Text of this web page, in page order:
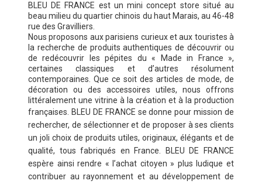
BLEU DE FRANCE est un mini concept store situé au
beau milieu du quartier chinois du haut Marais, au 46-48
rue des Gravilliers.
Nous proposons aux parisiens curieux et aux touristes à
la recherche de produits authentiques de découvrir ou
de redécouvrir les pépites du « Made in France »,
certaines classiques et d’autres résolument
contemporaines. Que ce soit des articles de mode, de
décoration ou des accessoires utiles, nous offrons
littéralement une vitrine à la création et à la production
françaises.
BLEU DE FRANCE se donne pour mission de
rechercher, de sélectionner et de proposer à ses clients
un joli choix de produits utiles, originaux, élégants et de
qualité, tous fabriqués en France. BLEU DE FRANCE
espère ainsi rendre « l’achat citoyen » plus ludique et
contribuer au rayonnement et au développement de